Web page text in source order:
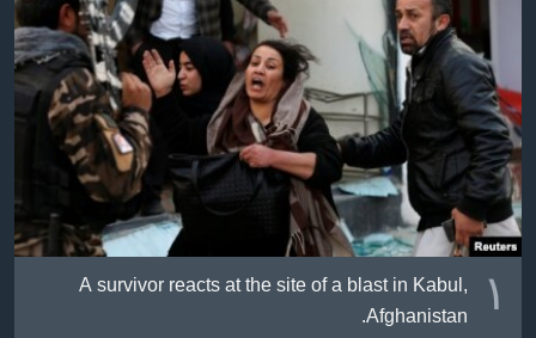
ژیان لە فەرهەنگدا
Learning English
FOLLOW US
زمانه‌کان
١
A survivor reacts at the site of a blast in Kabul,
Afghanistan.